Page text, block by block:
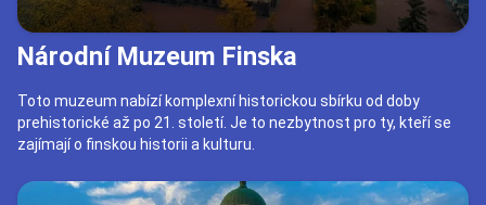
Národní Muzeum Finska
Toto muzeum nabízí komplexní historickou sbírku od doby
prehistorické až po 21. století. Je to nezbytnost pro ty, kteří se
zajímají o finskou historii a kulturu.